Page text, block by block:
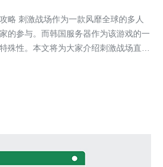
的多人
的参与。而韩国服务器作为该游戏的一
殊性。本文将为大家介绍刺激战场直播
相对稳定，延迟低。 2. 韩国服务器上